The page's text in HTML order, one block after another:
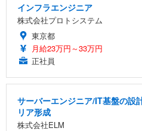
インフラエンジニア
株式会社プロトシステム
東京都
月給23万円～33万円
正社員
サーバーエンジニア/IT基盤の設
リア形成
株式会社ELM